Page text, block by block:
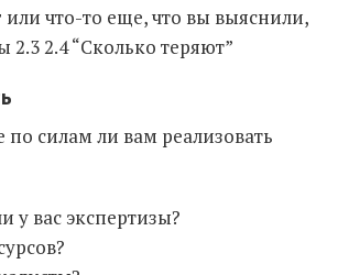
что-то еще, что вы выяснили,
2.3 2.4 “Сколько теряют”
по силам ли вам реализовать
у вас экспертизы?